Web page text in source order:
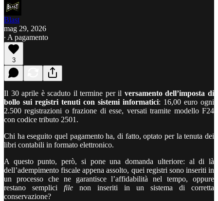
Blast
mag 29, 2026
∙ A pagamento
3
Il 30 aprile è scaduto il termine per il versamento dell’imposta di
bollo sui registri tenuti con sistemi informatici: 16,00 euro ogni
2.500 registrazioni o frazione di esse, versati tramite modello F24
con codice tributo 2501.
Chi ha eseguito quel pagamento ha, di fatto, optato per la tenuta dei
libri contabili in formato elettronico.
A questo punto, però, si pone una domanda ulteriore: al di là
dell’adempimento fiscale appena assolto, quei registri sono inseriti in
un processo che ne garantisce l’affidabilità nel tempo, oppure
restano semplici file non inseriti in un sistema di corretta
conservazione?